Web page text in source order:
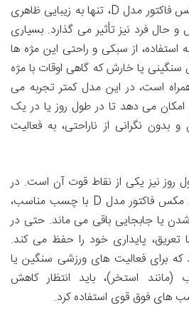
استفاده از مژه مصنوعی مکس فاکتور مدل D، تنها به زیبایی ظاهری
حال فرد نیز تأثیر می گذارد. بسیاری
استفاده، از سبکی و راحتی این مژه ها
یا خارش که گاهی اوقات با مژه
است، در این مدل کمتر تجربه می
امکان می دهد تا در طول روز یا در یک
و بدون نگرانی از ناراحتی، به فعالیت
روز نیز یکی از نقاط قوت آن است. در
شرایط عادی، مژه مصنوعی مکس فاکتور مدل D با چسب مناسب،
یا جابجایی باقی می ماند. حتی در
پایداری خود را حفظ می کند.
که برای فعالیت های ورزشی سنگین یا
استخر)، باید انتظار کاهش
های فوق قوی استفاده کرد.